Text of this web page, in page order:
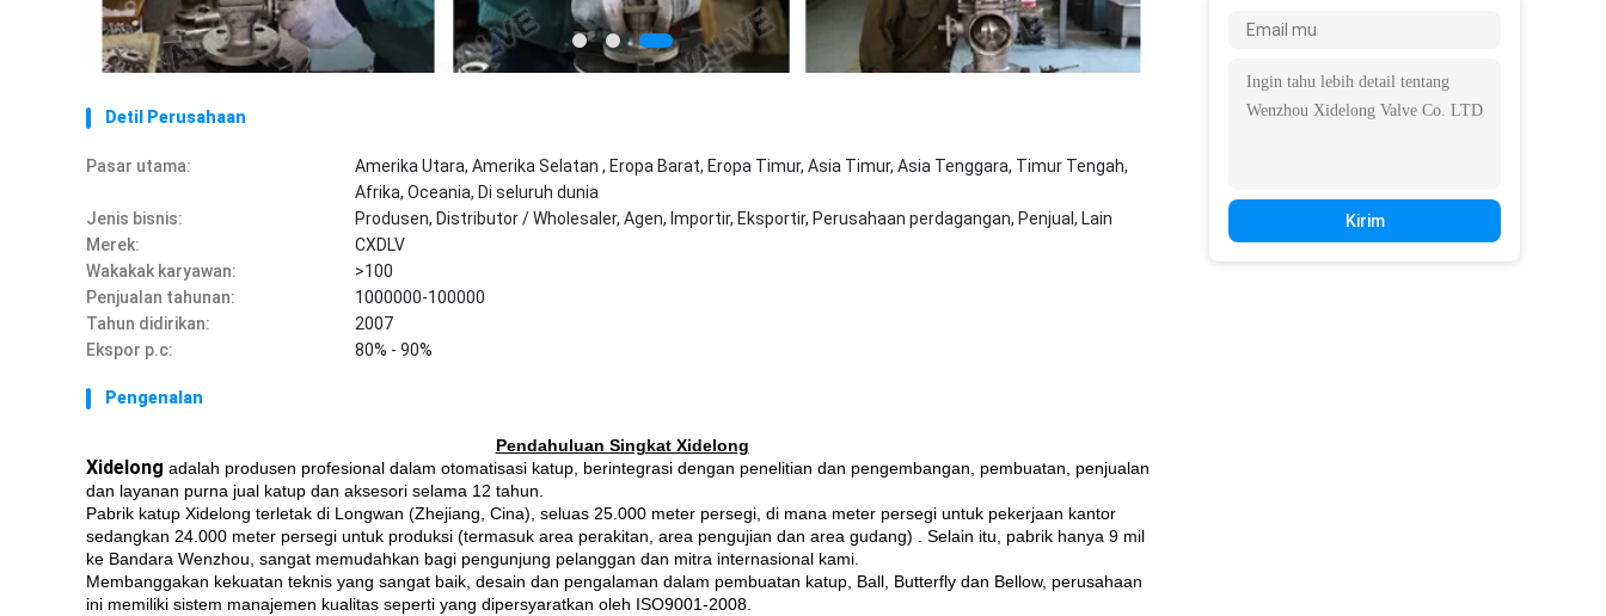
Detil Perusahaan
Pasar utama:
Amerika Utara, Amerika Selatan , Eropa Barat, Eropa Timur, Asia Timur, Asia Tenggara, Timur Tengah,
Afrika, Oceania, Di seluruh dunia
Jenis bisnis:
Produsen, Distributor / Wholesaler, Agen, Importir, Eksportir, Perusahaan perdagangan, Penjual, Lain
Merek:
CXDLV
Wakakak karyawan:
>100
Penjualan tahunan:
1000000-100000
Tahun didirikan:
2007
Ekspor p.c:
80% - 90%
Pengenalan
Pendahuluan Singkat Xidelong
Xidelong adalah produsen profesional dalam otomatisasi katup, berintegrasi dengan penelitian dan pengembangan, pembuatan, penjualan
dan layanan purna jual katup dan aksesori selama 12 tahun.
Pabrik katup Xidelong terletak di Longwan (Zhejiang, Cina), seluas 25.000 meter persegi, di mana meter persegi untuk pekerjaan kantor
sedangkan 24.000 meter persegi untuk produksi (termasuk area perakitan, area pengujian dan area gudang) .
Selain itu, pabrik hanya 9 mil
ke Bandara Wenzhou, sangat memudahkan bagi pengunjung pelanggan dan mitra internasional kami.
Membanggakan kekuatan teknis yang sangat baik, desain dan pengalaman dalam pembuatan katup, Ball, Butterfly dan Bellow, perusahaan
ini memiliki sistem manajemen kualitas seperti yang dipersyaratkan oleh ISO9001-2008.
Kirim